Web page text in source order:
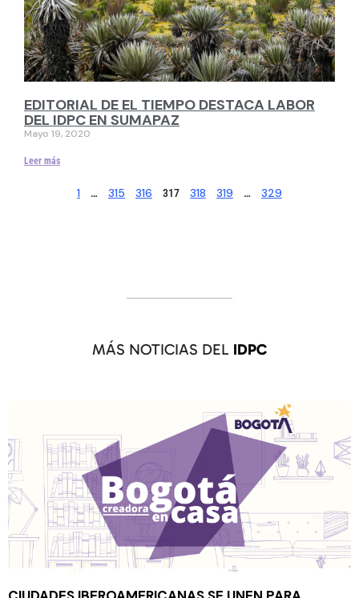
EDITORIAL DE EL TIEMPO DESTACA LABOR
DEL IDPC EN SUMAPAZ
Mayo 19, 2020
Leer más
1 … 315 316 317 318 319 … 329
MÁS NOTICIAS DEL IDPC